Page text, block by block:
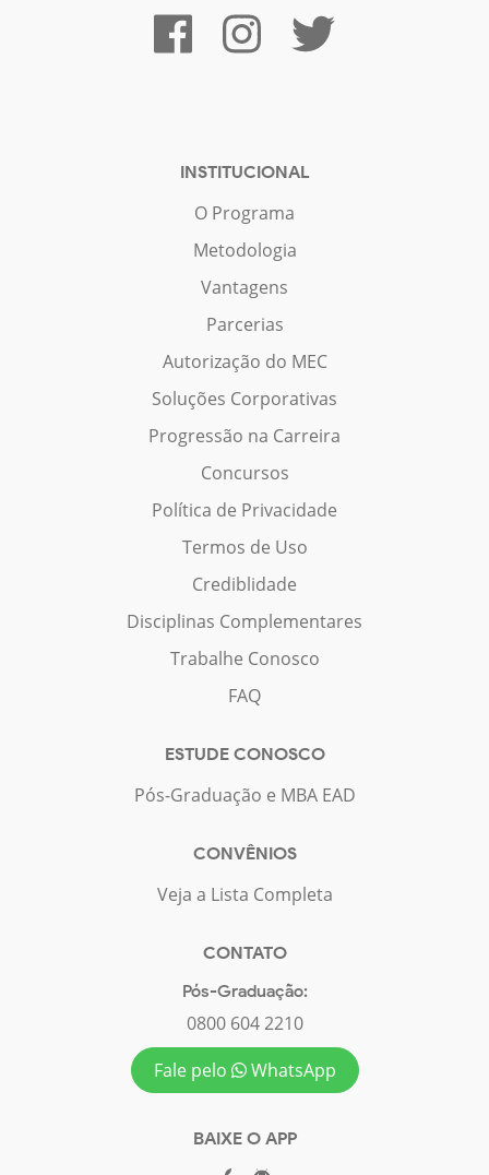
INSTITUCIONAL
O Programa
Metodologia
Vantagens
Parcerias
Autorização do MEC
Soluções Corporativas
Progressão na Carreira
Concursos
Política de Privacidade
Termos de Uso
Crediblidade
Disciplinas Complementares
Trabalhe Conosco
FAQ
ESTUDE CONOSCO
Pós-Graduação e MBA EAD
CONVÊNIOS
Veja a Lista Completa
CONTATO
Pós-Graduação:
0800 604 2210
Fale pelo
WhatsApp
BAIXE O APP